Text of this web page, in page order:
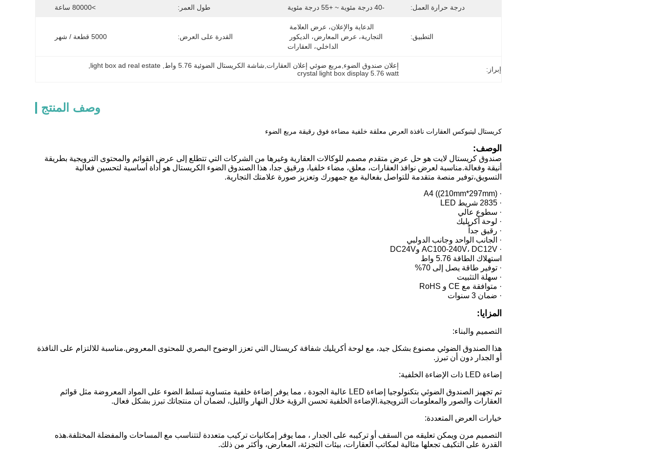
درجة حرارة العمل: -40 درجة مئوية ~ +55 درجة مئوية طول العمر: >80000 ساعة
التطبيق:
الداخلي، العقارات
القدرة على العرض: 5000 قطعة / شهر
إبراز: إعلان صندوق الضوء,مربع ضوئي إعلان العقارات,شاشة الكريستال الضوئية 5.76 واط ,
light box ad real estate
crystal light box display 5.76 watt
وصف المنتج
كريستال ليتبوكس العقارات نافذة العرض معلقة خلفية مضاءة فوق رقيقة مربع الضوء
الوصف:
صندوق كريستال لايت هو حل عرض متقدم مصمم للوكالات العقارية وغيرها من الشركات التي تتطلع إلى عرض القوائم والمحتوى الترويجية بطريقة
أنيقة وفعالة.مناسبة لعرض نوافذ العقارات، معلق، مضاء خلفيا، ورقيق جدا، هذا الصندوق الضوء الكريستال هو أداة أساسية لتحسين فعالية
التسويق،توفير منصة متقدمة للتواصل بفعالية مع جمهورك وتعزيز صورة علامتك التجارية.
· A4 ((210mm*297mm)
· 2835 شريط LED
· سطوع عالي
· لوحة أكريليك
· رقيق جداً
· الجانب الواحد وجانب الدولبي
· AC100-240V، DC12V وDC24V
استهلاك الطاقة 5.76 واط
· توفير طاقة يصل إلى 70%
· سهلة التثبيت
· متوافقة مع CE و RoHS
· ضمان 3 سنوات
المزايا:
التصميم والبناء:
هذا الصندوق الضوئي مصنوع بشكل جيد، مع لوحة أكريليك شفافة كريستال التي تعزز الوضوح البصري للمحتوى المعروض.مناسبة للالتزام على النافذة
أو الجدار دون أن تبرز.
إضاءة LED ذات الإضاءة الخلفية:
تم تجهيز الصندوق الضوئي بتكنولوجيا إضاءة LED عالية الجودة ، مما يوفر إضاءة خلفية متساوية تسلط الضوء على المواد المعروضة مثل قوائم
العقارات والصور والمعلومات الترويجية.الإضاءة الخلفية تحسن الرؤية خلال النهار والليل، لضمان أن منتجاتك تبرز بشكل فعال.
خيارات العرض المتعددة:
التصميم مرن ويمكن تعليقه من السقف أو تركيبه على الجدار ، مما يوفر إمكانيات تركيب متعددة لتتناسب مع المساحات والمفضلة المختلفة.هذه
القدرة على التكيف تجعلها مثالية لمكاتب العقارات، بيئات التجزئة، المعارض، وأكثر من ذلك.